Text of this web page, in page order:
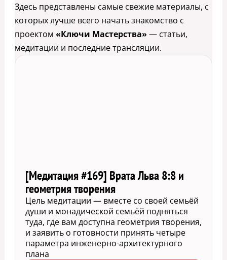
Здесь представлены самые свежие материалы, с
которых лучше всего начать знакомство с
проектом «Ключи Мастерства» — статьи,
медитации и последние трансляции.
[Медитация #169] Врата Льва 8:8 и
геометрия творения
Цель медитации — вместе со своей семьёй
души и монадической семьёй подняться
туда, где вам доступна геометрия творения,
и заявить о готовности принять четыре
параметра инженерно-архитектурного
плана